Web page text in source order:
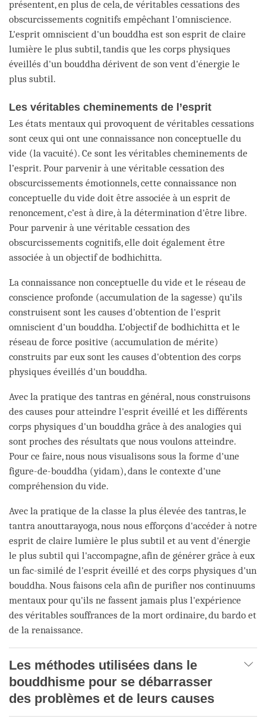
présentent, en plus de cela, de véritables cessations des
obscurcissements cognitifs empêchant l'omniscience.
L'esprit omniscient d'un bouddha est son esprit de claire
lumière le plus subtil, tandis que les corps physiques
éveillés d'un bouddha dérivent de son vent d'énergie le
plus subtil.
Les véritables cheminements de l’esprit
Les états mentaux qui provoquent de véritables cessations
sont ceux qui ont une connaissance non conceptuelle du
vide (la vacuité). Ce sont les véritables cheminements de
l’esprit. Pour parvenir à une véritable cessation des
obscurcissements émotionnels, cette connaissance non
conceptuelle du vide doit être associée à un esprit de
renoncement, c’est à dire, à la détermination d'être libre.
Pour parvenir à une véritable cessation des
obscurcissements cognitifs, elle doit également être
associée à un objectif de bodhichitta.
La connaissance non conceptuelle du vide et le réseau de
conscience profonde (accumulation de la sagesse) qu’ils
construisent sont les causes d'obtention de l'esprit
omniscient d'un bouddha. L’objectif de bodhichitta et le
réseau de force positive (accumulation de mérite)
construits par eux sont les causes d'obtention des corps
physiques éveillés d'un bouddha.
Avec la pratique des tantras en général, nous construisons
des causes pour atteindre l'esprit éveillé et les différents
corps physiques d'un bouddha grâce à des analogies qui
sont proches des résultats que nous voulons atteindre.
Pour ce faire, nous nous visualisons sous la forme d'une
figure-de-bouddha (yidam), dans le contexte d'une
compréhension du vide.
Avec la pratique de la classe la plus élevée des tantras, le
tantra anouttarayoga, nous nous efforçons d'accéder à notre
esprit de claire lumière le plus subtil et au vent d'énergie
le plus subtil qui l'accompagne, afin de générer grâce à eux
un fac-similé de l'esprit éveillé et des corps physiques d'un
bouddha. Nous faisons cela afin de purifier nos continuums
mentaux pour qu'ils ne fassent jamais plus l'expérience
des véritables souffrances de la mort ordinaire, du bardo et
de la renaissance.
Les méthodes utilisées dans le
bouddhisme pour se débarrasser
des problèmes et de leurs causes